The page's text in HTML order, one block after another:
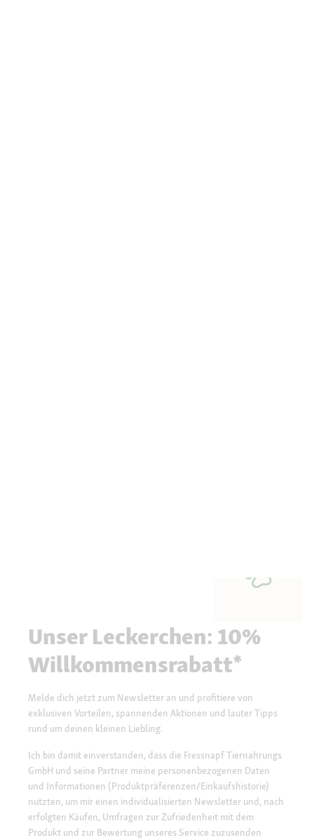
Unser Leckerchen: 10%
Willkommensrabatt*
Melde dich jetzt zum Newsletter an und profitiere von
exklusiven Vorteilen, spannenden Aktionen und lauter Tipps
rund um deinen kleinen Liebling.
Ich bin damit einverstanden, dass die Fressnapf Tiernahrungs
GmbH und seine Partner meine personenbezogenen Daten
und Informationen (Produktpräferenzen/Einkaufshistorie)
nutzten, um mir einen individualisierten Newsletter und, nach
erfolgten Käufen, Umfragen zur Zufriedenheit mit dem
Produkt und zur Bewertung unseres Service zuzusenden